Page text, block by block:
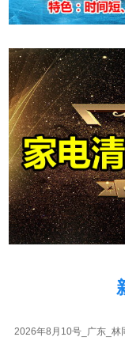
2026年8月10号_河北_钟
2026年8月10号_浙江_张
2026年8月10号_湖北_
2026年8月10号_上海_